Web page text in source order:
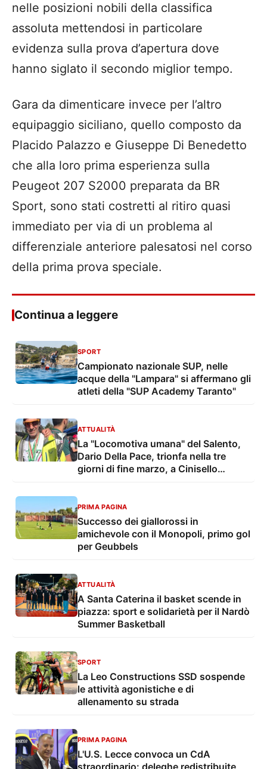
nelle posizioni nobili della classifica
assoluta mettendosi in particolare
evidenza sulla prova d’apertura dove
hanno siglato il secondo miglior tempo.
Gara da dimenticare invece per l’altro
equipaggio siciliano, quello composto da
Placido Palazzo e Giuseppe Di Benedetto
che alla loro prima esperienza sulla
Peugeot 207 S2000 preparata da BR
Sport, sono stati costretti al ritiro quasi
immediato per via di un problema al
differenziale anteriore palesatosi nel corso
della prima prova speciale.
Continua a leggere
SPORT
Campionato nazionale SUP, nelle
acque della "Lampara" si affermano gli
atleti della "SUP Academy Taranto"
ATTUALITÀ
La "Locomotiva umana" del Salento,
Dario Della Pace, trionfa nella tre
giorni di fine marzo, a Cinisello
PRIMA PAGINA
Successo dei giallorossi in
amichevole con il Monopoli, primo gol
per Geubbels
ATTUALITÀ
A Santa Caterina il basket scende in
piazza: sport e solidarietà per il Nardò
Summer Basketball
SPORT
La Leo Constructions SSD sospende
le attività agonistiche e di
allenamento su strada
PRIMA PAGINA
L'U.S. Lecce convoca un CdA